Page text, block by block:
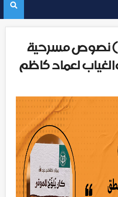
نصوص مسرحية
لعماد كاظم